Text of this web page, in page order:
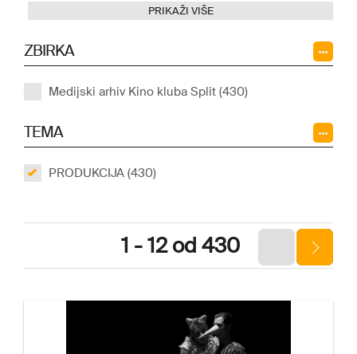
PRIKAŽI VIŠE
ZBIRKA
Medijski arhiv Kino kluba Split (430)
TEMA
PRODUKCIJA (430)
1 - 12 od 430